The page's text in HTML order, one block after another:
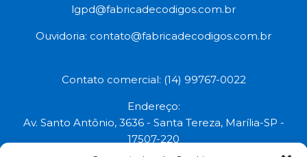
lgpd@fabricadecodigos.com.br
Ouvidoria: contato@fabricadecodigos.com.br
Contato comercial: (14) 99767-0022
Endereço:
Av. Santo Antônio, 3636 - Santa Tereza, Marília-SP -
17507-220